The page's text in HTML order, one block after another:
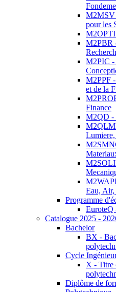
M2MSV
pour les
M2PBR
M2PIC -
M2PPF
et de la
Finance
M2QD -
Eau, Air,
Programme
EuroteQ
Catalogue 2025 -
Bachelor
BX -
Cycle
X - Titre
Diplôme de